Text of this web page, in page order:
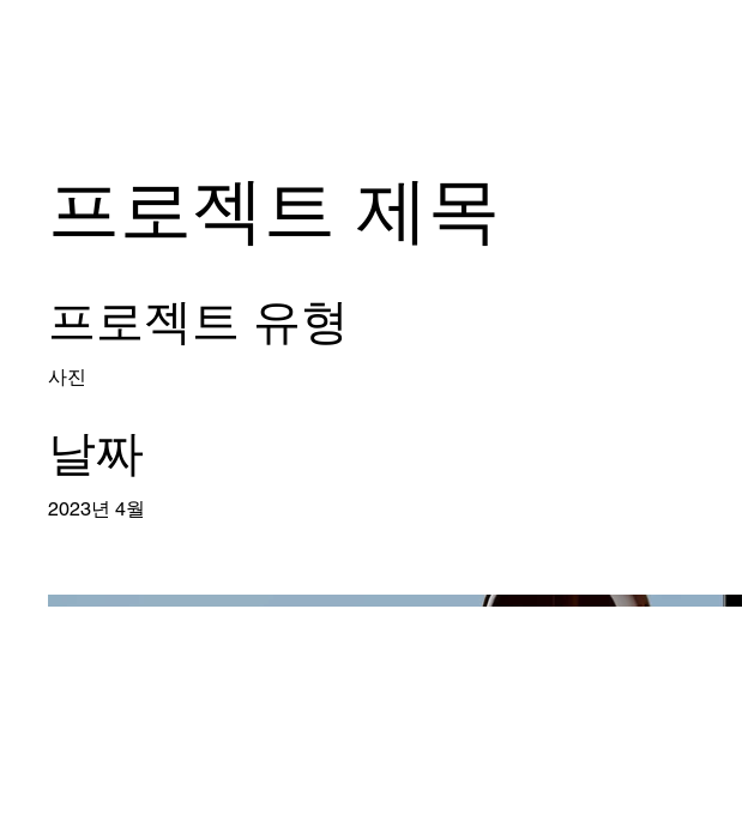
프로젝트 제목
프로젝트 유형
사진
날짜
2023년 4월